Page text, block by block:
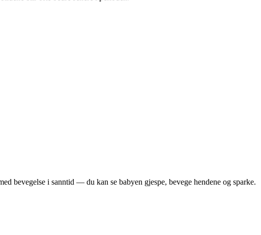
bevegelse i sanntid — du kan se babyen gjespe, bevege hendene og sparke.